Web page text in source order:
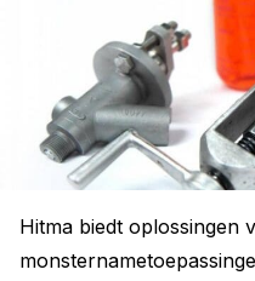
Hitma biedt oplossingen